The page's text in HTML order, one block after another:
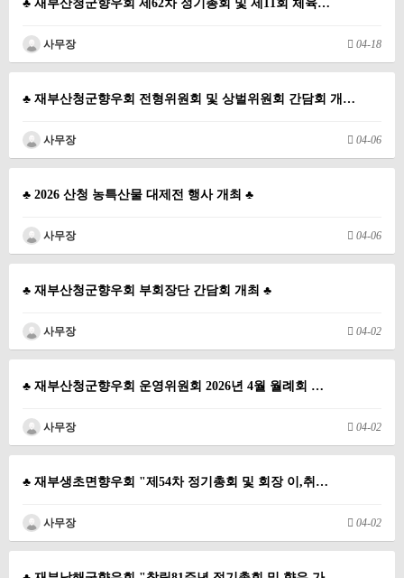
사무장 04-18
♣ 재부산청군향우회 전형위원회 및 상벌위원회 간담회 개…
사무장 04-06
♣ 2026 산청 농특산물 대제전 행사 개최 ♣
사무장 04-06
♣ 재부산청군향우회 부회장단 간담회 개최 ♣
사무장 04-02
♣ 재부산청군향우회 운영위원회 2026년 4월 월례회 …
사무장 04-02
♣ 재부생초면향우회 "제54차 정기총회 및 회장 이,취…
사무장 04-02